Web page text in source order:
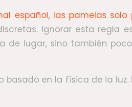
español, las pamelas solo
Ignorar esta regla
de lugar, sino también
en la física de la